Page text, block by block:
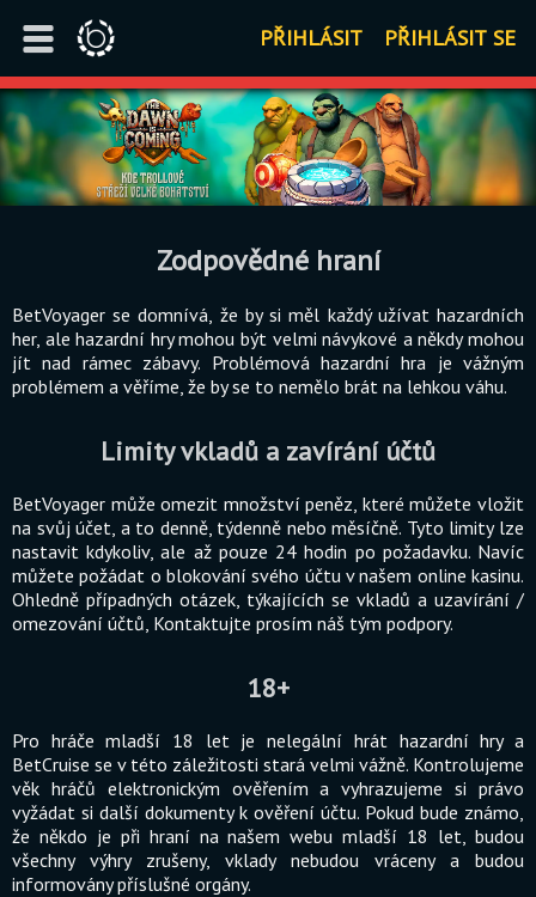
PŘIHLÁSIT PŘIHLÁSIT SE
Zodpovědné hraní
BetVoyager se domnívá, že by si měl každý užívat hazardních
her, ale hazardní hry mohou být velmi návykové a někdy mohou
jít nad rámec zábavy. Problémová hazardní hra je vážným
problémem a věříme, že by se to nemělo brát na lehkou váhu.
Limity vkladů a zavírání účtů
BetVoyager může omezit množství peněz, které můžete vložit
na svůj účet, a to denně, týdenně nebo měsíčně. Tyto limity lze
nastavit kdykoliv, ale až pouze 24 hodin po požadavku. Navíc
můžete požádat o blokování svého účtu v našem online kasinu.
Ohledně případných otázek, týkajících se vkladů a uzavírání /
omezování účtů, Kontaktujte prosím náš tým podpory.
18+
Pro hráče mladší 18 let je nelegální hrát hazardní hry a
BetCruise se v této záležitosti stará velmi vážně. Kontrolujeme
věk hráčů elektronickým ověřením a vyhrazujeme si právo
vyžádat si další dokumenty k ověření účtu. Pokud bude známo,
že někdo je při hraní na našem webu mladší 18 let, budou
všechny výhry zrušeny, vklady nebudou vráceny a budou
informovány příslušné orgány.